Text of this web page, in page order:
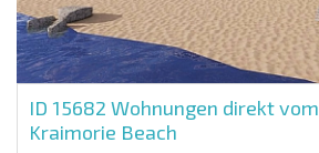
ID 15682 Wohnungen direkt
Kraimorie Beach